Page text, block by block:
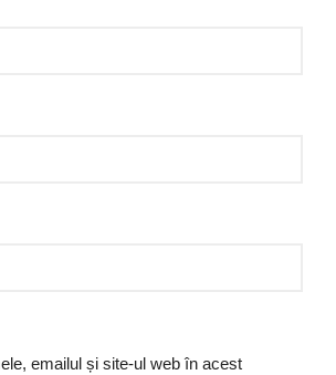
emailul și site-ul web în acest